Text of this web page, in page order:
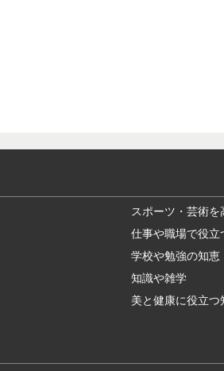
スポーツ・芸術を
仕事や職場で役立
学校や勉強の知恵
知識や雑学
美と健康に役立つ